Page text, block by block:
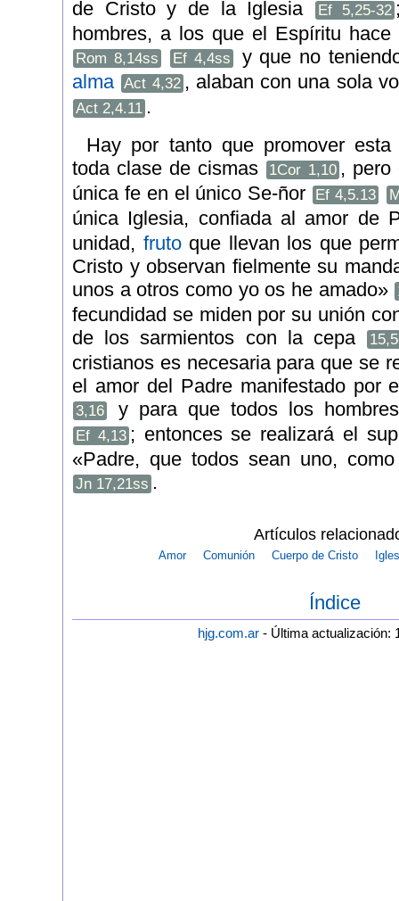
de Cristo y de la Iglesia
Ef 5,25-32
hombres, a los que el Espíritu
Rom 8,14ss Ef 4,4ss
y que no
alma Act 4,32 , alaban con una sola
Act 2,4.11 .
Hay por tanto que promover esta
toda clase de cismas
1Cor 1,10 , pero
única fe en el único Se-ñor
Ef 4,5.13
única Iglesia, confiada al amor de
unidad, frutoque llevan los que
Cristo y observan fielmente su
unos a otros como yo os he amado»
fecundidad se miden por su unión
de los sarmientos con la cepa
cristianos es necesaria para que se
el amor del Padre manifestado por
3,16 y para que todos los
Ef 4,13 ; entonces se realizará el
«Padre, que todos sean uno,
Jn 17,21ss .
Artículos
Amor Comunión Cuerpo de Cristo
Índice
hjg.com.ar- Última actualización: